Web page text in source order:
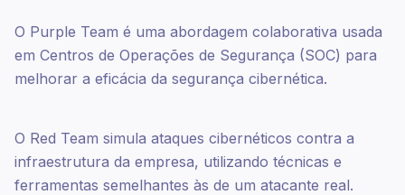
O Purple Team é uma abordagem colaborativa usada
em Centros de Operações de Segurança (SOC) para
melhorar a eficácia da segurança cibernética.
O Red Team simula ataques cibernéticos contra a
infraestrutura da empresa, utilizando técnicas e
ferramentas semelhantes às de um atacante real.